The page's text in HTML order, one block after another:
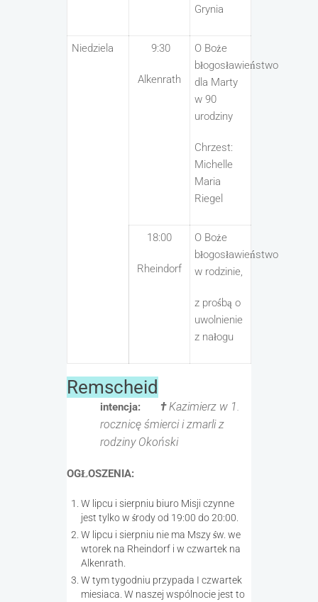
Grynia
Niedziela 9:30
Alkenrath
O Boże
błogosławieństwo
dla Marty
w 90
urodziny
Chrzest:
Michelle
Maria
Riegel
18:00
Rheindorf
O Boże
błogosławieństwo
w rodzinie,
z prośbą o
uwolnienie
z nałogu
Remscheid
intencja: †Kazimierz w 1.
rocznicę śmierci i zmarli z
rodziny Okoński
OGŁOSZENIA:
W lipcu i sierpniu biuro Misji czynne
jest tylko w środy od 19:00 do 20:00.
W lipcu i sierpniu nie ma Mszy św. we
wtorek na Rheindorf i w czwartek na
Alkenrath.
W tym tygodniu przypada I czwartek
miesiaca. W naszej wspólnocie jest to